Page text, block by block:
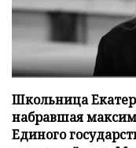
Школьница
набравшая
Единого